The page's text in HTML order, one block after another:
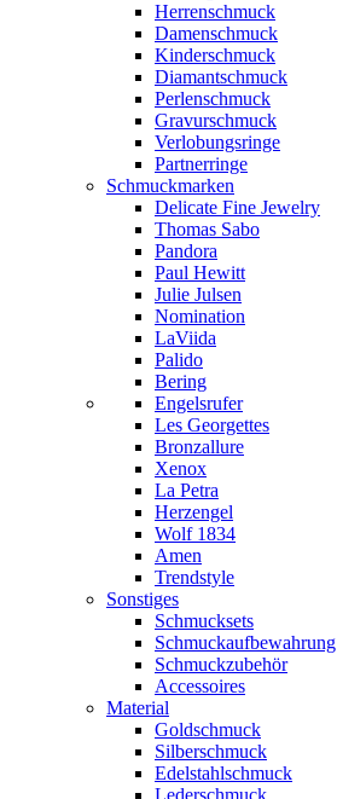
Herrenschmuck
Damenschmuck
Kinderschmuck
Diamantschmuck
Perlenschmuck
Gravurschmuck
Verlobungsringe
Partnerringe
Schmuckmarken
Delicate Fine Jewelry
Thomas Sabo
Pandora
Paul Hewitt
Julie Julsen
Nomination
LaViida
Palido
Bering
Engelsrufer
Les Georgettes
Bronzallure
Xenox
La Petra
Herzengel
Wolf 1834
Amen
Trendstyle
Sonstiges
Schmucksets
Schmuckaufbewahrung
Schmuckzubehör
Accessoires
Material
Goldschmuck
Silberschmuck
Edelstahlschmuck
Lederschmuck